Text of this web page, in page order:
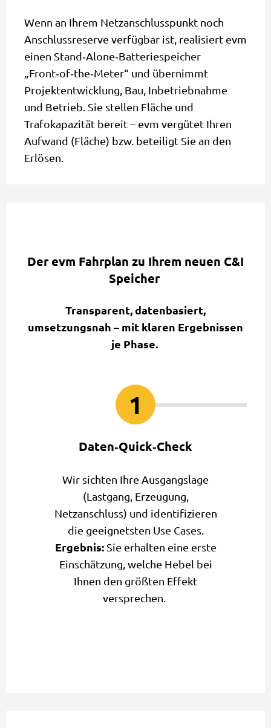
Wenn an Ihrem Netzanschlusspunkt noch
Anschlussreserve verfügbar ist, realisiert evm
einen Stand‑Alone‑Batteriespeicher
„Front‑of‑the‑Meter“ und übernimmt
Projektentwicklung, Bau, Inbetriebnahme
und Betrieb. Sie stellen Fläche und
Trafokapazität bereit – evm vergütet Ihren
Aufwand (Fläche) bzw. beteiligt Sie an den
Erlösen.
Der evm Fahrplan zu Ihrem neuen C&I
Speicher
Transparent, datenbasiert,
umsetzungsnah – mit klaren Ergebnissen
je Phase.
1
Daten‑Quick‑Check
Wir sichten Ihre Ausgangslage
(Lastgang, Erzeugung,
Netzanschluss) und identifizieren
die geeignetsten Use Cases.
Ergebnis:Sie erhalten eine erste
Einschätzung, welche Hebel bei
Ihnen den größten Effekt
versprechen.